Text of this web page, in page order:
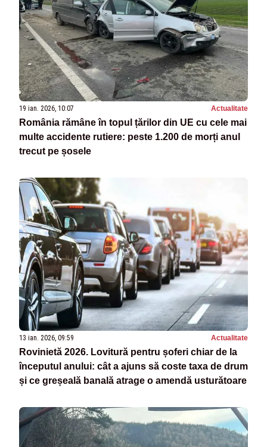
19 ian. 2026, 10:07 Actualitate
România rămâne în topul țărilor din UE cu cele mai
multe accidente rutiere: peste 1.200 de morți anul
trecut pe șosele
13 ian. 2026, 09:59 Actualitate
Rovinietă 2026. Lovitură pentru șoferi chiar de la
începutul anului: cât a ajuns să coste taxa de drum
și ce greșeală banală atrage o amendă usturătoare